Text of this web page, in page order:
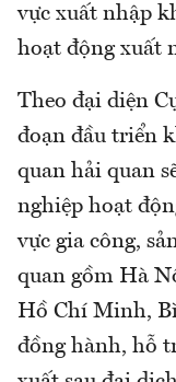
vực xuất nhập
hoạt động xuất
Theo đại diện
đoạn đầu triển
quan hải quan
nghiệp hoạt
vực gia công,
quan gồm Hà
Hồ Chí Minh,
đồng hành, hỗ